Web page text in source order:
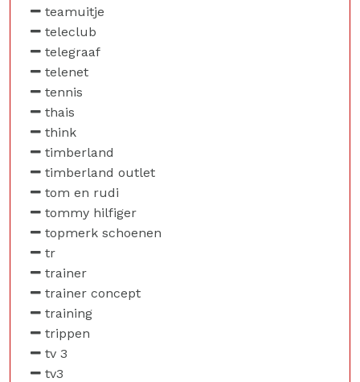
teamuitje
teleclub
telegraaf
telenet
tennis
thais
think
timberland
timberland outlet
tom en rudi
tommy hilfiger
topmerk schoenen
tr
trainer
trainer concept
training
trippen
tv 3
tv3